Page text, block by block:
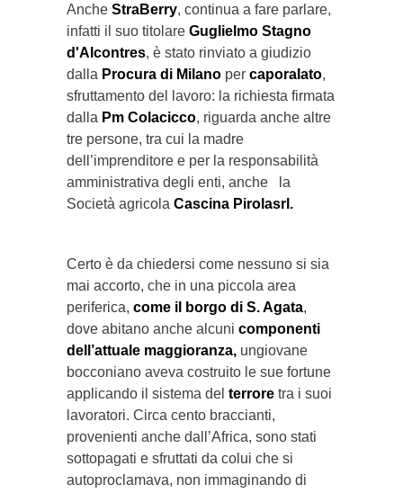
Anche StraBerry, continua a fare parlare,
infatti il suo titolare Guglielmo Stagno
d'Alcontres, è stato rinviato a giudizio
dalla Procura di Milano per caporalato,
sfruttamento del lavoro: la richiesta firmata
dalla Pm Colacicco, riguarda anche altre
tre persone, tra cui la madre
dell’imprenditore e per la responsabilità
amministrativa degli enti, anche la
Società agricola Cascina Pirolasrl.
Certo è da chiedersi come nessuno si sia
mai accorto, che in una piccola area
periferica, come il borgo di S. Agata,
dove abitano anche alcuni componenti
dell’attuale maggioranza, ungiovane
bocconiano aveva costruito le sue fortune
applicando il sistema del terrore tra i suoi
lavoratori. Circa cento braccianti,
provenienti anche dall’Africa, sono stati
sottopagati e sfruttati da colui che si
autoproclamava, non immaginando di